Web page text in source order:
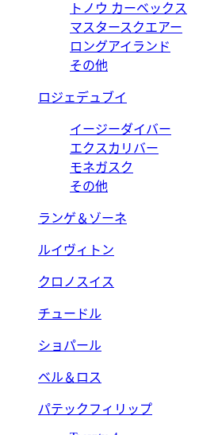
トノウ カーベックス
マスタースクエアー
ロングアイランド
その他
ロジェデュブイ
イージーダイバー
エクスカリバー
モネガスク
その他
ランゲ＆ゾーネ
ルイヴィトン
クロノスイス
チュードル
ショパール
ベル＆ロス
パテックフィリップ